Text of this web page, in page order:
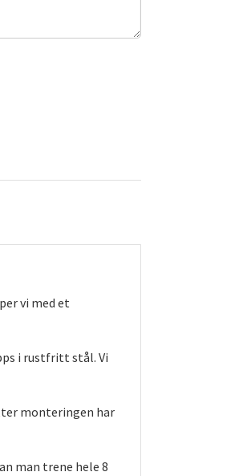
vi med et
i rustfritt stål. Vi
monteringen har
man trene hele 8